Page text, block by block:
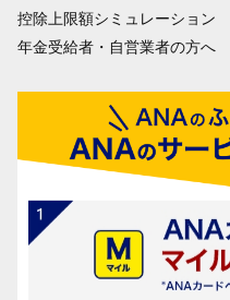
控除上限額シミュレーション
年金受給者・自営業者の方へ